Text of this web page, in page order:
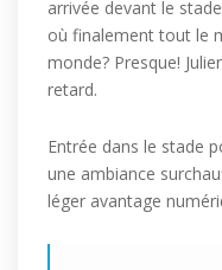
arrivée devant le
où finalement tout le
monde? Presque!
retard.
Entrée dans le stade
une ambiance
léger avantage